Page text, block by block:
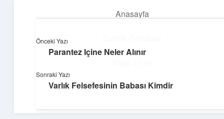
Anasayfa
Hakkımızda
Topluluk ve İlham
Önceki Yazı
Parantez Içine Neler Alınır
Sonraki Yazı
Varlık Felsefesinin Babası Kimdir